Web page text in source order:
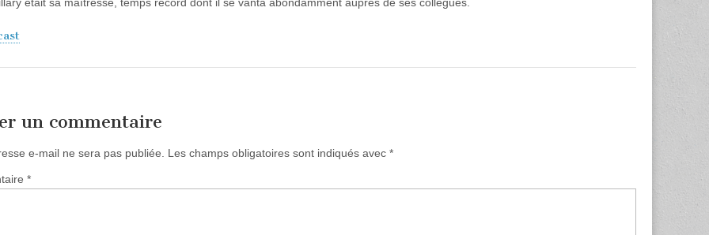
un commentaire
e-mail ne sera pas publiée. Les champs obligatoires sont indiqués avec *
*